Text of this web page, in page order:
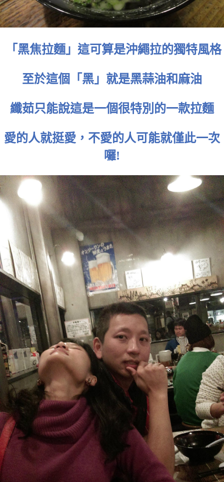
「黑焦拉麵」這可算是沖繩拉的獨特風格
至於這個「黑」就是黑蒜油和麻油
纖茹只能說這是一個很特別的一款拉麵
愛的人就挺愛，不愛的人可能就僅此一次
囉!